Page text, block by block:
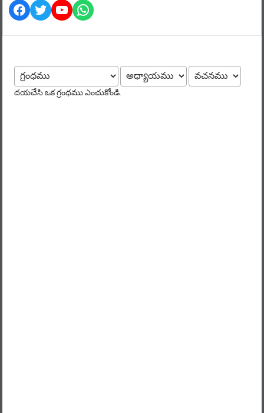
Facebook
TwitterYouTubeWhatsApp
దయచేసి ఒక గ్రంధము ఎంచుకోండి.